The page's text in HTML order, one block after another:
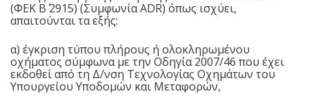
(ΦΕΚ Β΄ 2915) (Συμφωνία ADR) όπως ισχύει,
απαιτούνται τα εξής:
α) έγκριση τύπου πλήρους ή ολοκληρωμένου
οχήματος σύμφωνα με την Οδηγία 2007/46 που έχει
εκδοθεί από τη Δ/νση Τεχνολογίας Οχημάτων του
Υπουργείου Υποδομών και Μεταφορών,